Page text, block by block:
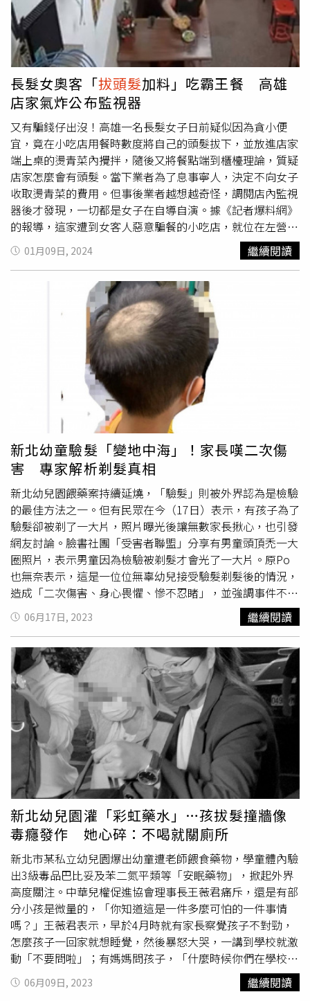
體重也減輕了很多，直到發現梅麗莎的頭髮愈來愈短，且開
始抱怨喉嚨、腹部疼痛，才將女兒帶至醫院治療。手術過
後，梅麗莎於醫院住了3周，在感染狀況逐漸好轉後，她開
始接受學校和兒童、青少年心理健康服務中心（CAMHS）
的幫助，並學習如何透過呼吸技巧和醫用大麻來應對焦慮。
對此，傑姬感動地表示，女兒的情況正在慢慢好轉，現在梅
麗莎的頭髮長得很漂亮，更期待著去參加屬於她的舞會，
「雖然她仍然會拉扯並吮吸自己的頭髮，但很高興看到她已
經有很大的進步」。
長髮女奧客「拔頭髮加料」吃霸王餐 高雄
店家氣炸公布監視器
又有騙錢仔出沒！高雄一名長髮女子日前疑似因為貪小便
宜，竟在小吃店用餐時數度將自己的頭髮拔下，並放進店家
端上桌的燙青菜內攪拌，隨後又將餐點端到櫃檯理論，質疑
店家怎麼會有頭髮。當下業者為了息事寧人，決定不向女子
收取燙青菜的費用。但事後業者越想越奇怪，調閱店內監視
器後才發現，一切都是女子在自導自演。據《記者爆料網》
的報導，這家遭到女客人惡意騙餐的小吃店，就位在左營區
重立路上，業者表示開業4年多來，歷經疫情、搬家，創業
之路走得很辛苦，如今又遇到有奧客惡意詆毀店家商譽，案
發當下由於女子並未向店家要求賠償，因此業者也沒有報
警。但他們事後越想越不對勁，查看監視器畫面後才發現是
女子故意加料、想吃霸王餐，氣得公佈畫面，提醒各位開店
的朋友及同業要多加留意。消息一出也引發網友熱議，「做
生意遇到這種真的會很煩，老闆加油」、「支持提告以防止
類似事件發生」、「拜託報警，這真的很惡劣」、「好糟
糕，報警處理＋1」、「這種故意製造的一定要報警，不然
還會有其他人模仿的」、「為了吃霸王餐嗎？」「不報警，
下次一樣有店家受害」、「一直在抓頭髮，真的是故意的，
支持報警處理」、「頭髮癢嗎？一直抓是哪招？」「請她整
盤吃下去，不然報警處理。」
01月09日, 2024 繼續閱讀
新北幼童驗髮「變地中海」！家長嘆二次傷
害 專家解析剃髮真相
新北幼兒園餵藥案持續延燒，「驗髮」則被外界認為是檢驗
的最佳方法之一。但有民眾在今（17日）表示，有孩子為了
驗髮卻被剃了一大片，照片曝光後讓無數家長揪心，也引發
網友討論。臉書社團「受害者聯盟」分享有男童頭頂禿一大
圈照片，表示男童因為檢驗被剃髮才會光了一大片。原Po
也無奈表示，這是一位位無辜幼兒接受驗髮剃髮後的情況，
造成「二次傷害、身心畏懼、慘不忍睹」，並強調事件不是
無中生有，家長絕不會自找麻煩，與透露「女孩的照片更慘
不忍睹，我捨不得放」。其他家長看了也傷心表示，「以為
是拔1根頭髮就可以，看了真的好心疼」、「身為媽媽看到
這樣真的很難過」、「看了都哭了，小孩們拔頭髮要真相，
我們只能上街力挺」。也有網友好奇：「剃中間是因為那邊
的頭髮比較長、時間比較久嗎？」另據《三立新聞網》報
導，毒物專家、台北榮總職業醫學及臨床毒物部主任楊振昌
表示，毛髮檢驗須採約300毫克（mg），也就是0.3公克
（g）的量，要採集不少毛髮，且理論上「越長越好」，因
為髮檢是透過液相層析串聯質譜儀(LC-MS／MS)觀察，確認
有毒成分並有效推定有毒物質的暴露時間，例如剪3公分頭
髮，就能追蹤到3個月內有無中毒，6公分可追蹤到6個月。
儘管「頭髮較長者，剪下的根數較少，反之更多」，但楊振
昌對該童的剪髮狀況，也表示一般不會出現這種情況，可能
是「本身頭髮真的很短」。據他瞭解，目前新北個案部分是
家長去報案，再安排採檢，好奇該童是否在檢查所剪髮，因
為「我們醫院目前沒接到這樣的案例」，可能要問檢警瞭解
這樣剪髮的用意。楊振昌也指出，樣品通常採自頭頂後方，
並從髮根處剪，以及會剪上方頭髮較長部分來兼顧美觀，而
短髮者在這方面比較難兼顧。不過採集時通常「都會留著髮
根」與採較好蓋住部分，「不太會空一塊、禿一片」，以便
毛髮後續生長。楊振昌強調，若依上述方式，不用太擔心頭
髮長不回來。
06月17日, 2023 繼續閱讀
新北幼兒園灌「彩虹藥水」…孩拔髮撞牆像
毒癮發作 她心碎：不喝就關廁所
新北市某私立幼兒園爆出幼童遭老師餵食藥物，學童體內驗
出3級毒品巴比妥及苯二氮平類等「安眠藥物」，掀起外界
高度關注。中華兒權促進協會理事長王薇君痛斥，還是有部
分小孩是微量的，「你知道這是一件多麼可怕的一件事情
嗎？」王薇君表示，早於4月時就有家長察覺孩子不對勁，
怎麼孩子一回家就想睡覺，然後暴怒大哭，一講到學校就激
動「不要問啦」；有媽媽問孩子，「什麼時候你們在學校喝
彩虹藥水？」孩子回，「早上也喝，中午也喝，晚上也喝
啊。」王薇君心痛指出，看到孩子整個情緒激動，那樣子尖
06月09日, 2023 繼續閱讀